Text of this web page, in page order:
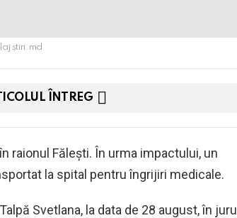
știri.md
ÎNTREG
raionul Fălești. În urma impactului, un
la spital pentru îngrijiri medicale.
Svetlana, la data de 28 august, în jurul